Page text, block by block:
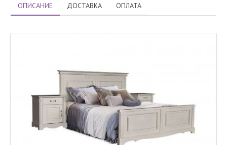
ОПИСАНИЕ ДОСТАВКА ОПЛАТА